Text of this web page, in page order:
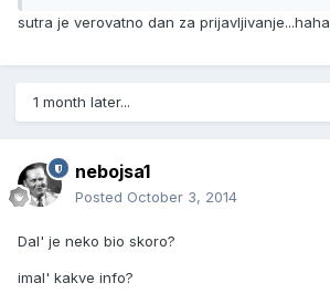
sutra je verovatno dan za prijavljivanje...haha
1 month later...
nebojsa1
Posted October 3, 2014
Dal' je neko bio skoro?
imal' kakve info?